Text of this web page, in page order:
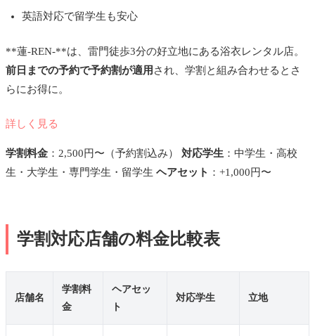
英語対応で留学生も安心
**蓮-REN-**は、雷門徒歩3分の好立地にある浴衣レンタル店。
前日までの予約で予約割が適用 され、学割と組み合わせるとさ
らにお得に。
詳しく見る
学割料金 ：2,500円〜（予約割込み） 対応学生 ：中学生・高校
生・大学生・専門学生・留学生 ヘアセット ：+1,000円〜
学割対応店舗の料金比較表
店舗名
学割料
金
ヘアセッ
ト
対応学生 立地